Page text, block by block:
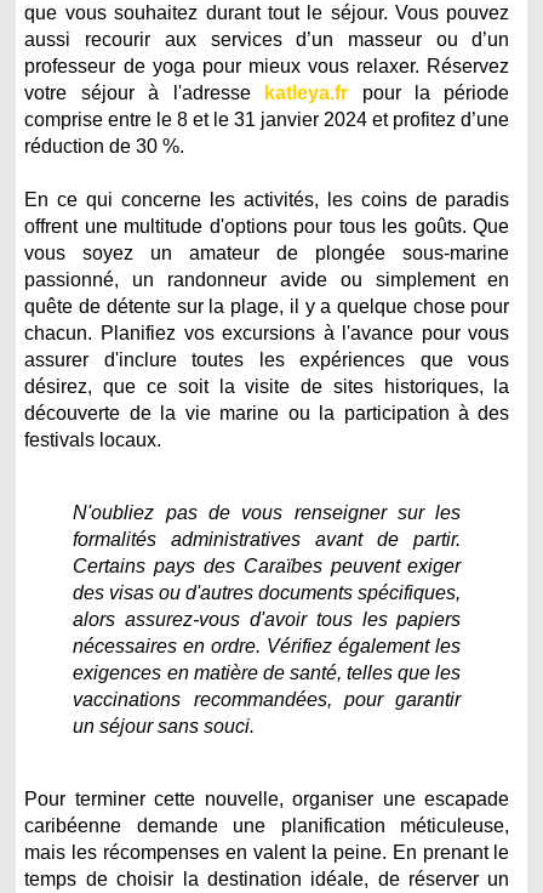
que vous souhaitez durant tout le séjour. Vous pouvez
aussi recourir aux services d’un masseur ou d’un
professeur de yoga pour mieux vous relaxer. Réservez
votre séjour à l'adresse
katleya.fr pour la période
comprise entre le 8 et le 31 janvier 2024 et profitez d’une
réduction de 30 %.
En ce qui concerne les activités, les coins de paradis
offrent une multitude d'options pour tous les goûts. Que
vous soyez un amateur de plongée sous-marine
passionné, un randonneur avide ou simplement en
quête de détente sur la plage, il y a quelque chose pour
chacun. Planifiez vos excursions à l'avance pour vous
assurer d'inclure toutes les expériences que vous
désirez, que ce soit la visite de sites historiques, la
découverte de la vie marine ou la participation à des
festivals locaux.
N'oubliez pas de vous renseigner sur les
formalités administratives avant de partir.
Certains pays des Caraïbes peuvent exiger
des visas ou d'autres documents spécifiques,
alors assurez-vous d'avoir tous les papiers
nécessaires en ordre. Vérifiez également les
exigences en matière de santé, telles que les
vaccinations recommandées, pour garantir
un séjour sans souci.
Pour terminer cette nouvelle, organiser une escapade
caribéenne demande une planification méticuleuse,
mais les récompenses en valent la peine. En prenant le
temps de choisir la destination idéale, de réserver un